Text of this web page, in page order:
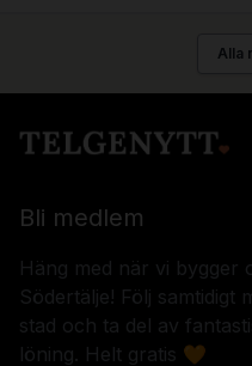
Alla
Bli medlem
Häng med när vi bygger
Södertälje! Följ samtidigt
stad och ta del av
löning. Helt gratis 🧡